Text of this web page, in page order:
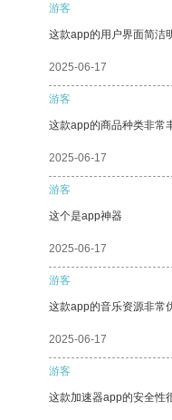
游客
这款app的用户界面简洁
2025-06-17
游客
这款app的商品种类非常
2025-06-17
游客
这个是app神器
2025-06-17
游客
这款app的音乐资源非常
2025-06-17
游客
这款加速器app的安全性